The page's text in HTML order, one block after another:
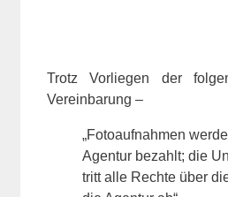
Trotz Vorliegen der
Vereinbarung –
„Fotoaufnahmen
Agentur bezahlt; die
tritt alle Rechte über